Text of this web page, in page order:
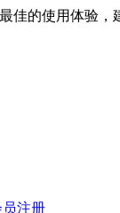
佳的使用体验，
员注册